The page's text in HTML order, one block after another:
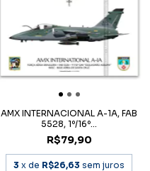
AMX INTERNACIONAL A-1A, FAB
5528, 1º/16º...
R$79,90
3 x de R$26,63 sem juros